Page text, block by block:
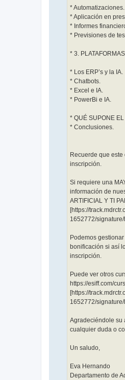
* Automatizaciones.
* Aplicación en
* Informes
* Previsiones de
* 3.
* Los ERP’s y la IA.
* Chatbots.
* Excel e IA.
* PowerBi e IA.
* QUÉ SUPONE
* Conclusiones.
Recuerde que
inscripción.
Si requiere una
información de
ARTIFICIAL Y TI
[https://
1652772/
Podemos
bonificación si así
inscripción.
Puede ver otros
https://esiff.com/
[https://
1652772/
Agradeciéndole su
cualquier duda o
Un saludo,
Eva Hernando
Departamento de